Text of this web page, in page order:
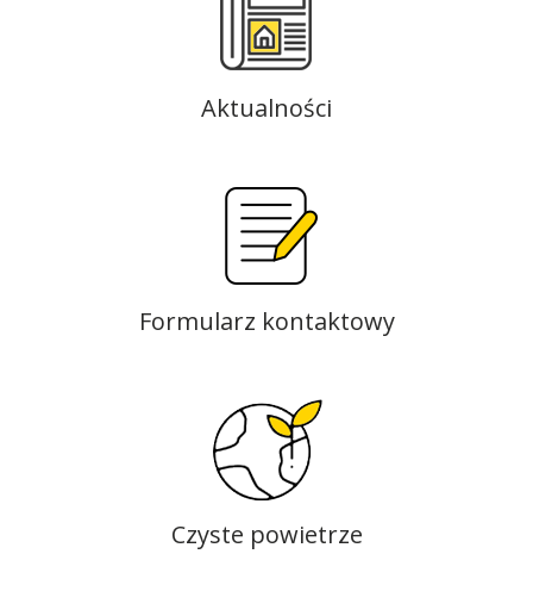
Aktualności
Formularz kontaktowy
Czyste powietrze